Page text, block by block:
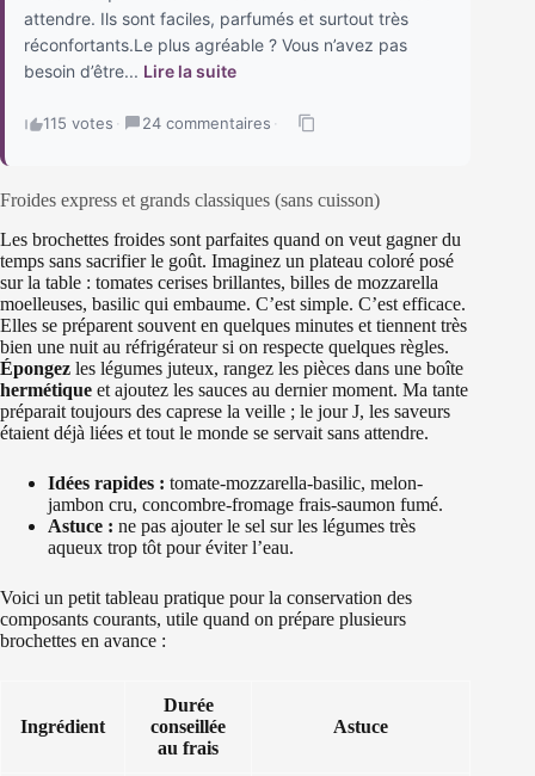
attendre. Ils sont faciles, parfumés et surtout très
réconfortants.Le plus agréable ? Vous n’avez pas
besoin d’être... Lire la suite
115 votes · 24 commentaires ·
Froides express et grands classiques (sans cuisson)
Les brochettes froides sont parfaites quand on veut gagner du
temps sans sacrifier le goût. Imaginez un plateau coloré posé
sur la table : tomates cerises brillantes, billes de mozzarella
moelleuses, basilic qui embaume. C’est simple. C’est efficace.
Elles se préparent souvent en quelques minutes et tiennent très
bien une nuit au réfrigérateur si on respecte quelques règles.
Épongez les légumes juteux, rangez les pièces dans une boîte
hermétique et ajoutez les sauces au dernier moment. Ma tante
préparait toujours des caprese la veille ; le jour J, les saveurs
étaient déjà liées et tout le monde se servait sans attendre.
Idées rapides : tomate-mozzarella-basilic, melon-
jambon cru, concombre-fromage frais-saumon fumé.
Astuce : ne pas ajouter le sel sur les légumes très
aqueux trop tôt pour éviter l’eau.
Voici un petit tableau pratique pour la conservation des
composants courants, utile quand on prépare plusieurs
brochettes en avance :
Ingrédient
Durée
conseillée
au frais
Astuce